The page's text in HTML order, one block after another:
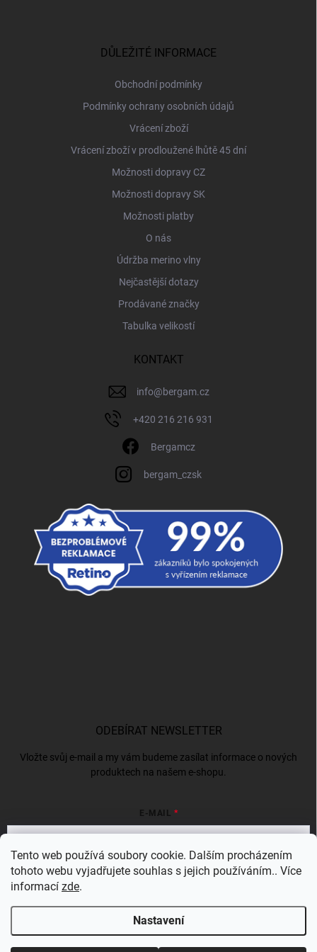
Tento web používá soubory cookie. Dalším procházením
tohoto webu vyjadřujete souhlas s jejich používáním.. Více
informací zde.
Nastavení
DŮLEŽITÉ INFORMACE
Obchodní podmínky
Podmínky ochrany osobních údajů
Vrácení zboží
Vrácení zboží v prodloužené lhůtě 45 dní
Možnosti dopravy CZ
Možnosti dopravy SK
Možnosti platby
O nás
Údržba merino vlny
Nejčastější dotazy
Prodávané značky
Tabulka velikostí
KONTAKT
info@bergam.cz
+420 216 216 931
Bergamcz
bergam_czsk
ODEBÍRAT NEWSLETTER
Vložte svůj e-mail a my vám budeme zasílat informace o nových
produktech na našem e-shopu.
E-MAIL
Vložením e-mailu souhlasíte s
Přihlásit se